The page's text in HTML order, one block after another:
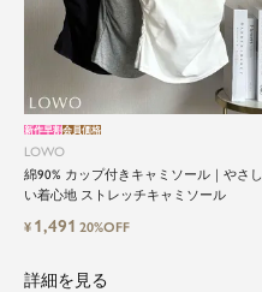
LOWO
綿90% カップ付きキャミソール｜やさし
い着心地 ストレッチキャミソール
新作早割会員価格
¥ 1,491 20%OFF
詳細を見る